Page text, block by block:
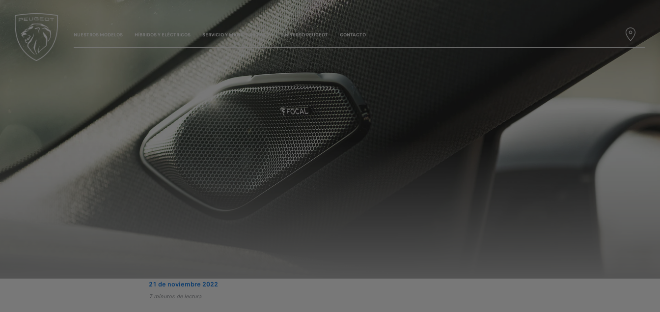
NUESTROS MODELOS HÍBRIDOS Y ELÉCTRICOS SERVICIO Y MANTENIMIENTO UNIVERSO PEUGEOT CONTACTO
21 de noviembre 2022
7 minutos de lectura